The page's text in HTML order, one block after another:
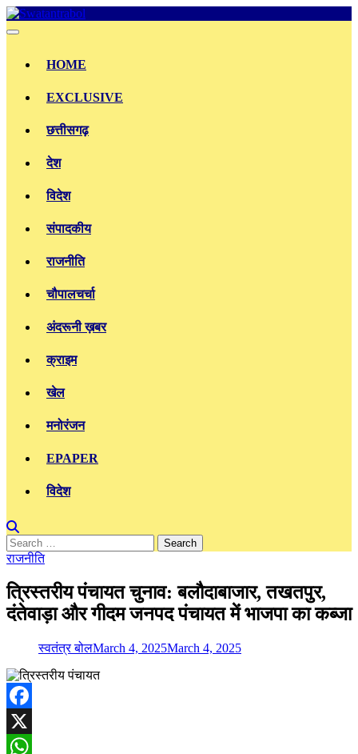
Skip
to
HOME
EXCLUSIVE
छत्तीसगढ़
देश
विदेश
संपादकीय
राजनीति
चौपालचर्चा
अंदरूनी ख़बर
क्राइम
खेल
मनोरंजन
EPAPER
विदेश
Search
for:
राजनीति
त्रिस्तरीय पंचायत चुनाव: बलौदाबाजार, तखतपुर,
दंतेवाड़ा और गीदम जनपद पंचायत में भाजपा का कब्जा
स्वतंत्र बोलMarch 4, 2025March 4, 2025
Facebook
X